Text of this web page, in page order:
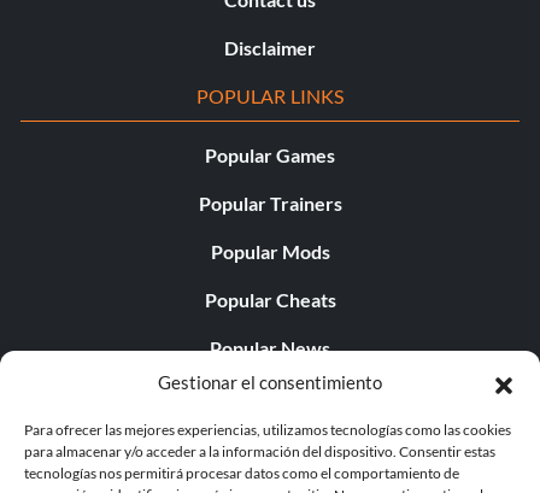
Gestionar el consentimiento
Para ofrecer las mejores experiencias, utilizamos tecnologías como las cookies
para almacenar y/o acceder a la información del dispositivo. Consentir estas
tecnologías nos permitirá procesar datos como el comportamiento de
Disclaimer
POPULAR LINKS
Popular Games
Popular Trainers
Popular Mods
Popular Cheats
Popular News
Popular Editorials
Popular Free Games